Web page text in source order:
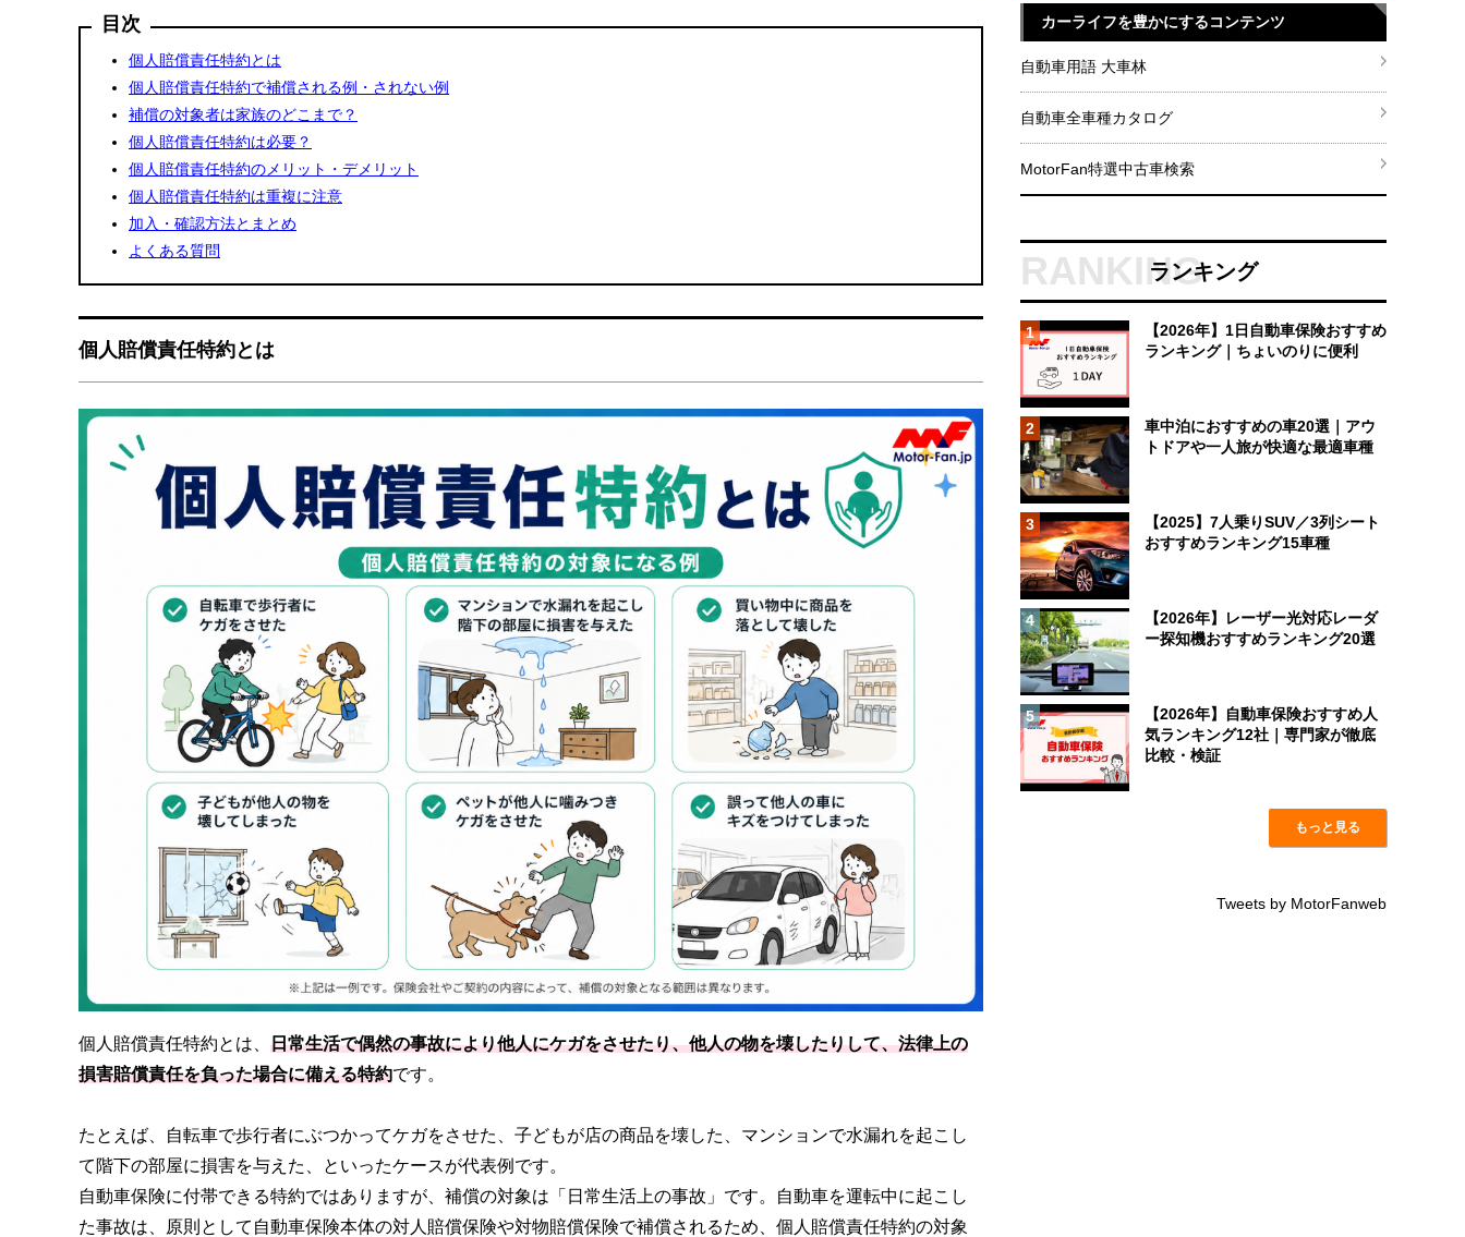
目次
個人賠償責任特約とは
個人賠償責任特約で補償される例・されない例
補償の対象者は家族のどこまで？
個人賠償責任特約は必要？
個人賠償責任特約のメリット・デメリット
個人賠償責任特約は重複に注意
加入・確認方法とまとめ
よくある質問
個人賠償責任特約とは
個人賠償責任特約とは、 日常生活で偶然の事故により他人にケガをさせたり、他人の物を壊したりして、法律上の
損害賠償責任を負った場合に備える特約です。
たとえば、自転車で歩行者にぶつかってケガをさせた、子どもが店の商品を壊した、マンションで水漏れを起こし
て階下の部屋に損害を与えた、といったケースが代表例です。
自動車保険に付帯できる特約ではありますが、補償の対象は「日常生活上の事故」です。自動車を運転中に起こし
た事故は、原則として自動車保険本体の対人賠償保険や対物賠償保険で補償されるため、個人賠償責任特約の対象
カーライフを豊かにするコンテンツ
自動車用語 大車林
自動車全車種カタログ
MotorFan特選中古車検索
ランキング
1
【2026年】1日自動車保険おすすめ
ランキング｜ちょいのりに便利
2
車中泊におすすめの車20選｜アウ
トドアや一人旅が快適な最適車種
3
【2025】7人乗りSUV／3列シート
おすすめランキング15車種
4
【2026年】レーザー光対応レーダ
ー探知機おすすめランキング20選
5
【2026年】自動車保険おすすめ人
気ランキング12社｜専門家が徹底
比較・検証
もっと見る
Tweets by MotorFanweb